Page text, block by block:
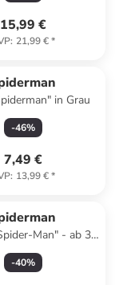
15,99 €
: 21,99 €*
in Grau
-46%
7,49 €
: 13,99 €*
Man" - ab 3
Jahren
-40%